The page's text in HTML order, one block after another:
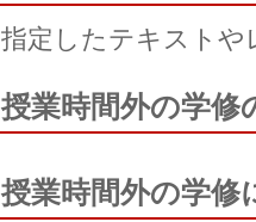
指定したテキストや
授業時間外の学修
授業時間外の学修